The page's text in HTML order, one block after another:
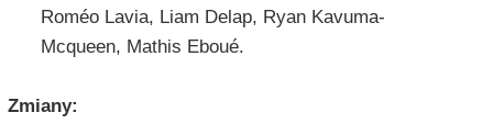
Roméo Lavia, Liam Delap, Ryan Kavuma-
Mcqueen, Mathis Eboué.
Zmiany: